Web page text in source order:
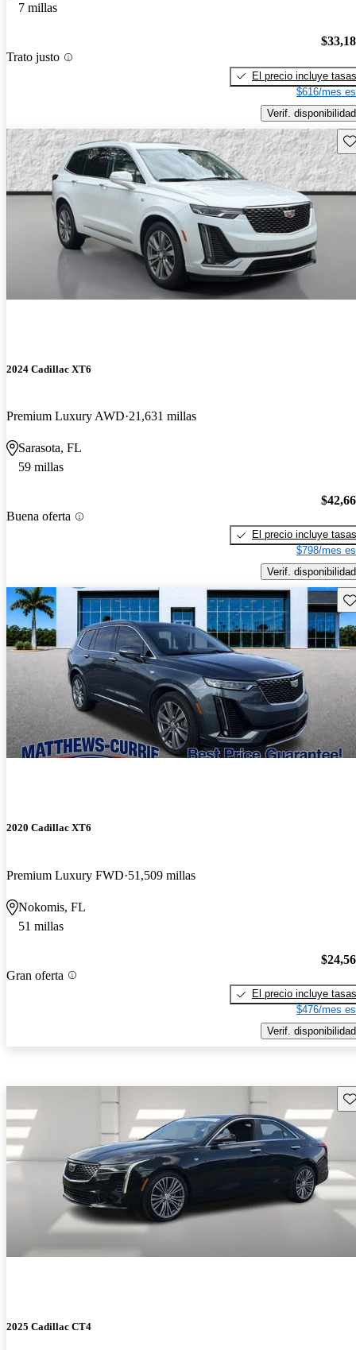
7 millas
Trato justo
El precio incluye tasas
$616/mes
Verif. disponibilidad
2024 Cadillac XT6
Premium Luxury AWD 21,631 millas
Sarasota, FL
59 millas
Buena oferta
El precio incluye tasas
$798/mes
Verif. disponibilidad
2020 Cadillac XT6
Premium Luxury FWD 51,509 millas
Nokomis, FL
51 millas
Gran oferta
El precio incluye tasas
$476/mes
Verif. disponibilidad
2025 Cadillac CT4